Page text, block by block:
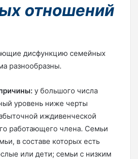
отношений
дисфункцию семейных
разнообразны.
у большого числа
уровень ниже черты
иждивенческой
работающего члена. Семьи
в составе которых есть
или дети; семьи с низким